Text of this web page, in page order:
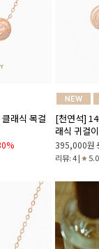
래식 목걸
[천연석]
래식 귀걸이
395,000원
리뷰: 4 | 5.0